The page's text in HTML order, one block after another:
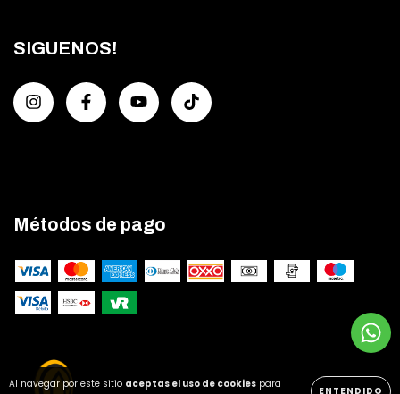
Al navegar por este sitio aceptas el uso de cookies para
ENTENDIDO
SIGUENOS!
Métodos de pago